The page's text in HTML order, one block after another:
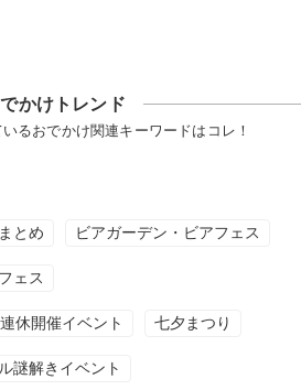
かけトレンド
るおでかけ関連キーワードはコレ！
とめ ビアガーデン・ビアフェス
ェス
休開催イベント 七夕まつり
謎解きイベント